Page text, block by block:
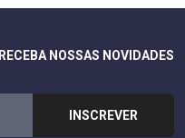
RECEBA NOSSAS NOVIDADES